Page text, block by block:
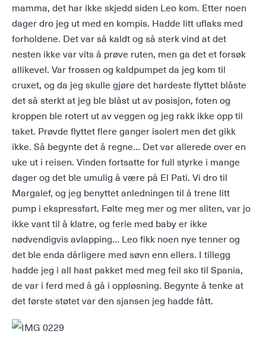
mamma, det har ikke skjedd siden Leo kom. Etter noen
dager dro jeg ut med en kompis. Hadde litt uflaks med
forholdene. Det var så kaldt og så sterk vind at det
nesten ikke var vits å prøve ruten, men ga det et forsøk
allikevel. Var frossen og kaldpumpet da jeg kom til
cruxet, og da jeg skulle gjøre det hardeste flyttet blåste
det så sterkt at jeg ble blåst ut av posisjon, foten og
kroppen ble rotert ut av veggen og jeg rakk ikke opp til
taket. Prøvde flyttet flere ganger isolert men det gikk
ikke. Så begynte det å regne… Det var allerede over en
uke ut i reisen. Vinden fortsatte for full styrke i mange
dager og det ble umulig å være på El Pati. Vi dro til
Margalef, og jeg benyttet anledningen til å trene litt
pump i ekspressfart. Følte meg mer og mer sliten, var jo
ikke vant til å klatre, og ferie med baby er ikke
nødvendigvis avlapping… Leo fikk noen nye tenner og
det ble enda dårligere med søvn enn ellers. I tillegg
hadde jeg i all hast pakket med meg feil sko til Spania,
de var i ferd med å gå i oppløsning. Begynte å tenke at
det første støtet var den sjansen jeg hadde fått.